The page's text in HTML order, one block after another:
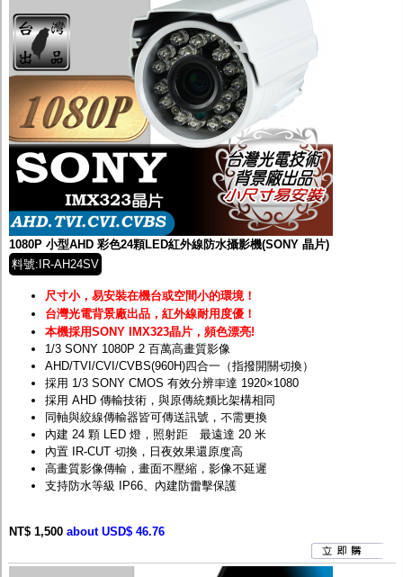
1080P 小型AHD 彩色24顆LED紅外線防水攝影機(SONY 晶片)
料號:IR-AH24SV
尺寸小，易安裝在機台或空間小的環境 ！
台灣光電背景廠出品，紅外線耐用度優！
本機採用SONY IMX323晶片 ，頻色漂亮!
1/3 SONY 1080P 2 百萬高畫質影像
AHD/TVI/CVI/CVBS(960H)四合一（指撥開關切換）
採用 1/3 SONY CMOS 有效分辨率達 1920×1080
採用 AHD 傳輸技術，與原傳統類比架構相同
同軸與絞線傳輸器皆可傳送訊號，不需更換
內建 24 顆 LED 燈，照射距離最遠達 20 米
內置 IR-CUT 切換，日夜效果還原度高
高畫質影像傳輸，畫面不壓縮，影像不延遲
支持防水等級 IP66、內建防雷擊保護
NT$ 1,500 about USD$ 46.76